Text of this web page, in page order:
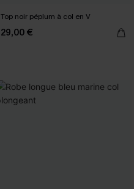
Top noir péplum à col en V
29,00 €